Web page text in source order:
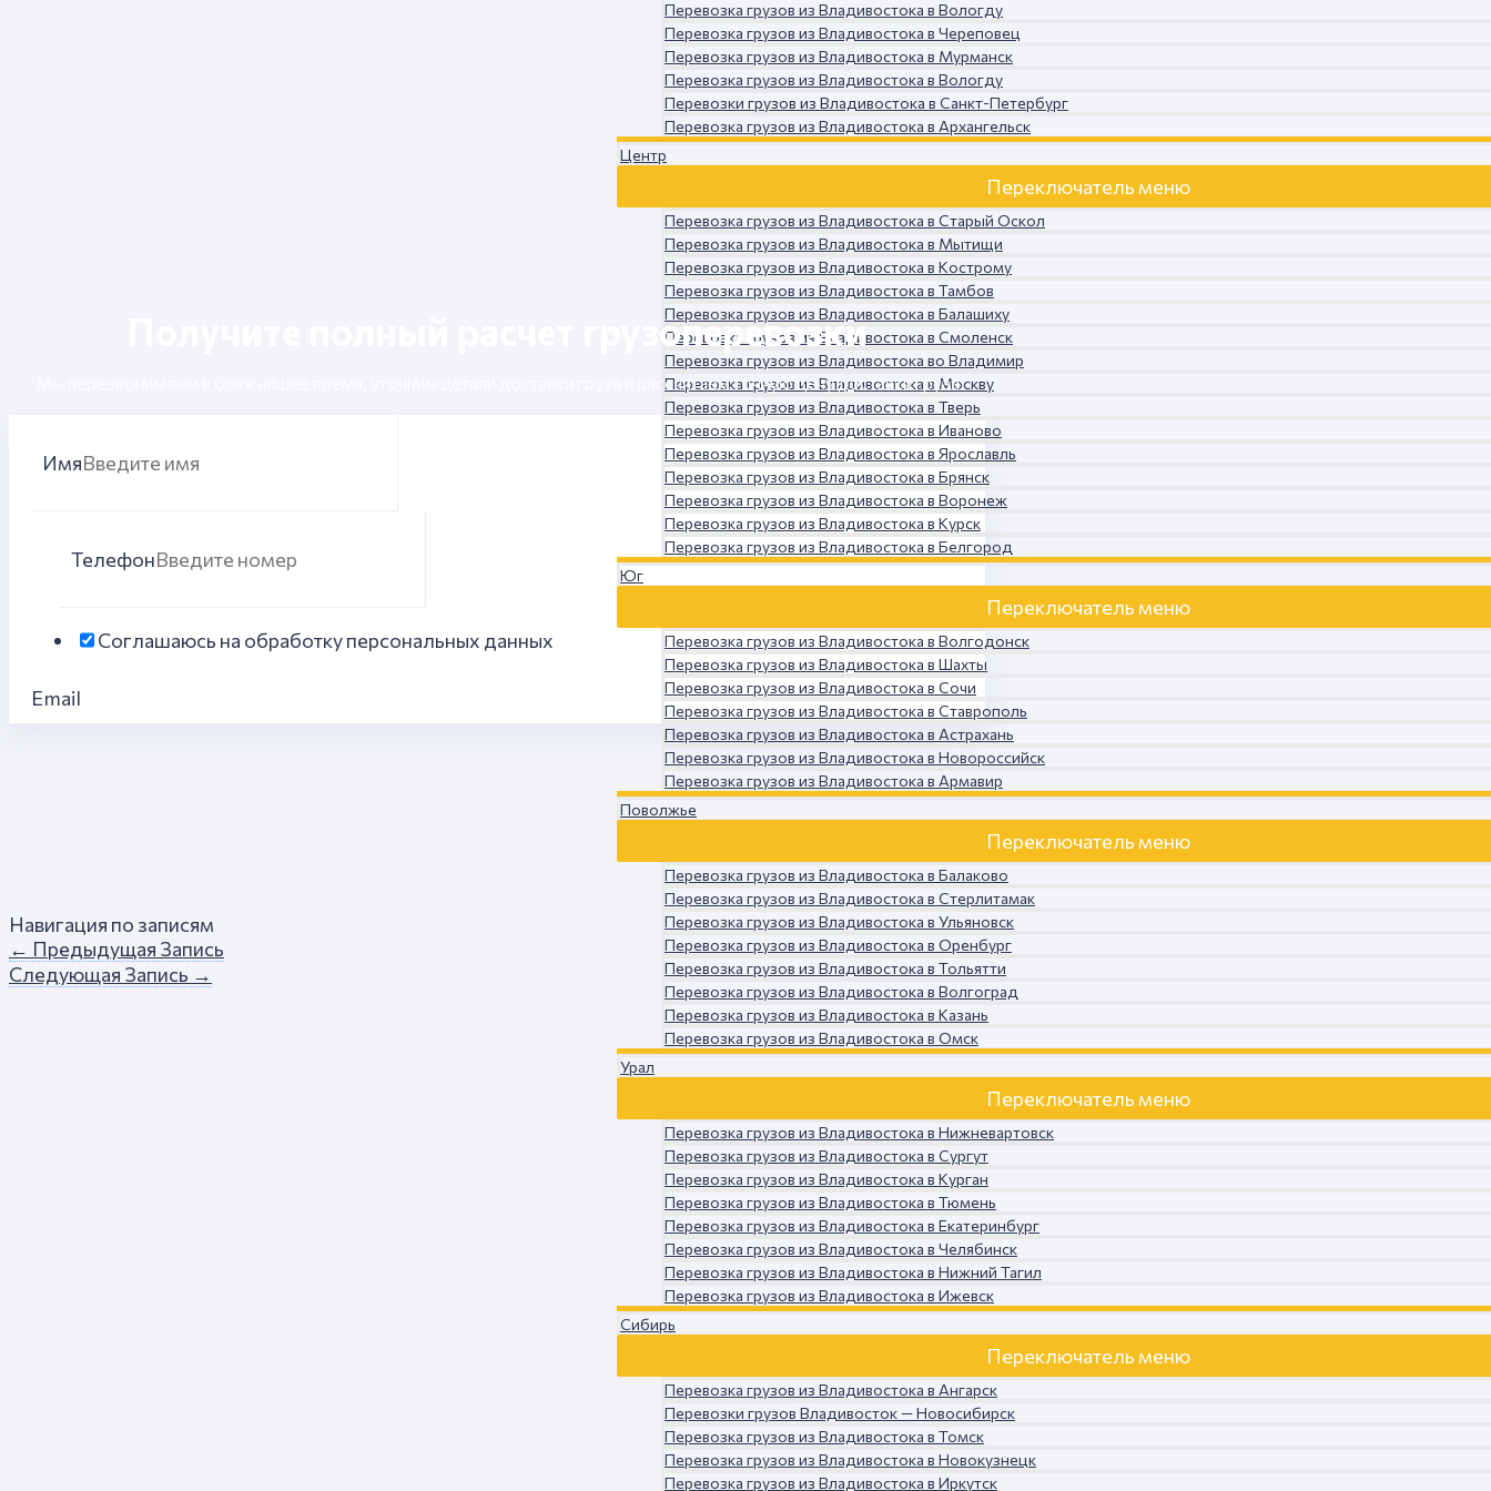
Перевозка грузов из Владивостока в Вологду
Перевозка грузов из Владивостока в Череповец
Перевозка грузов из Владивостока в Мурманск
Перевозка грузов из Владивостока в Вологду
Перевозки грузов из Владивостока в Санкт-Петербург
Перевозка грузов из Владивостока в Архангельск
Центр
Переключатель меню
Перевозка грузов из Владивостока в Старый Оскол
Перевозка грузов из Владивостока в Мытищи
Перевозка грузов из Владивостока в Кострому
Перевозка грузов из Владивостока в Тамбов
Перевозка грузов из Владивостока в Балашиху
Перевозка грузов из Владивостока в Смоленск
Перевозка грузов из Владивостока во Владимир
Перевозка грузов из Владивостока в Москву
Перевозка грузов из Владивостока в Тверь
Перевозка грузов из Владивостока в Иваново
Перевозка грузов из Владивостока в Ярославль
Перевозка грузов из Владивостока в Брянск
Перевозка грузов из Владивостока в Воронеж
Перевозка грузов из Владивостока в Курск
Перевозка грузов из Владивостока в Белгород
Юг
Переключатель меню
Перевозка грузов из Владивостока в Волгодонск
Перевозка грузов из Владивостока в Шахты
Перевозка грузов из Владивостока в Сочи
Перевозка грузов из Владивостока в Ставрополь
Перевозка грузов из Владивостока в Астрахань
Перевозка грузов из Владивостока в Новороссийск
Перевозка грузов из Владивостока в Армавир
Поволжье
Переключатель меню
Перевозка грузов из Владивостока в Балаково
Перевозка грузов из Владивостока в Стерлитамак
Перевозка грузов из Владивостока в Ульяновск
Перевозка грузов из Владивостока в Оренбург
Перевозка грузов из Владивостока в Тольятти
Перевозка грузов из Владивостока в Волгоград
Перевозка грузов из Владивостока в Казань
Перевозка грузов из Владивостока в Омск
Урал
Переключатель меню
Перевозка грузов из Владивостока в Нижневартовск
Перевозка грузов из Владивостока в Сургут
Перевозка грузов из Владивостока в Курган
Перевозка грузов из Владивостока в Тюмень
Перевозка грузов из Владивостока в Екатеринбург
Перевозка грузов из Владивостока в Челябинск
Перевозка грузов из Владивостока в Нижний Тагил
Перевозка грузов из Владивостока в Ижевск
Сибирь
Переключатель меню
Перевозка грузов из Владивостока в Ангарск
Перевозки грузов Владивосток — Новосибирск
Перевозка грузов из Владивостока в Томск
Перевозка грузов из Владивостока в Новокузнецк
Перевозка грузов из Владивостока в Иркутск
Получите полный расчет грузоперевозки
Мы перезвоним вам в ближайшее время, уточним детали доставки груза и рассчитаем точную цену доставки груза
Имя
Телефон
Соглашаюсь на обработку персональных данных
Email
Навигация по записям
← Предыдущая Запись
Следующая Запись →